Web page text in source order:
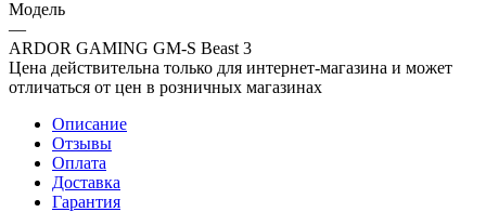
Модель
—
ARDOR GAMING GM-S Beast 3
Цена действительна только для интернет-магазина и может
отличаться от цен в розничных магазинах
Описание
Отзывы
Оплата
Доставка
Гарантия